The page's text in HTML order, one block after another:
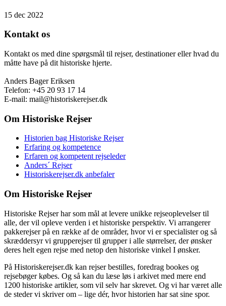
15 dec 2022
Kontakt os
Kontakt os med dine spørgsmål til rejser, destinationer eller hvad du
måtte have på dit historiske hjerte.
Anders Bager Eriksen
Telefon: +45 20 93 17 14
E-mail: mail@historiskerejser.dk
Om Historiske Rejser
Historien bag Historiske Rejser
Erfaring og kompetence
Erfaren og kompetent rejseleder
Anders´ Rejser
Historiskerejser.dk anbefaler
Om Historiske Rejser
Historiske Rejser har som mål at levere unikke rejseoplevelser til
alle, der vil opleve verden i et historiske perspektiv. Vi arrangerer
pakkerejser på en række af de områder, hvor vi er specialister og så
skræddersyr vi grupperejser til grupper i alle størrelser, der ønsker
deres helt egen rejse med netop den historiske vinkel I ønsker.
På Historiskerejser.dk kan rejser bestilles, foredrag bookes og
rejsebøger købes. Og så kan du læse løs i arkivet med mere end
1200 historiske artikler, som vil selv har skrevet. Og vi har været alle
de steder vi skriver om – lige dér, hvor historien har sat sine spor.